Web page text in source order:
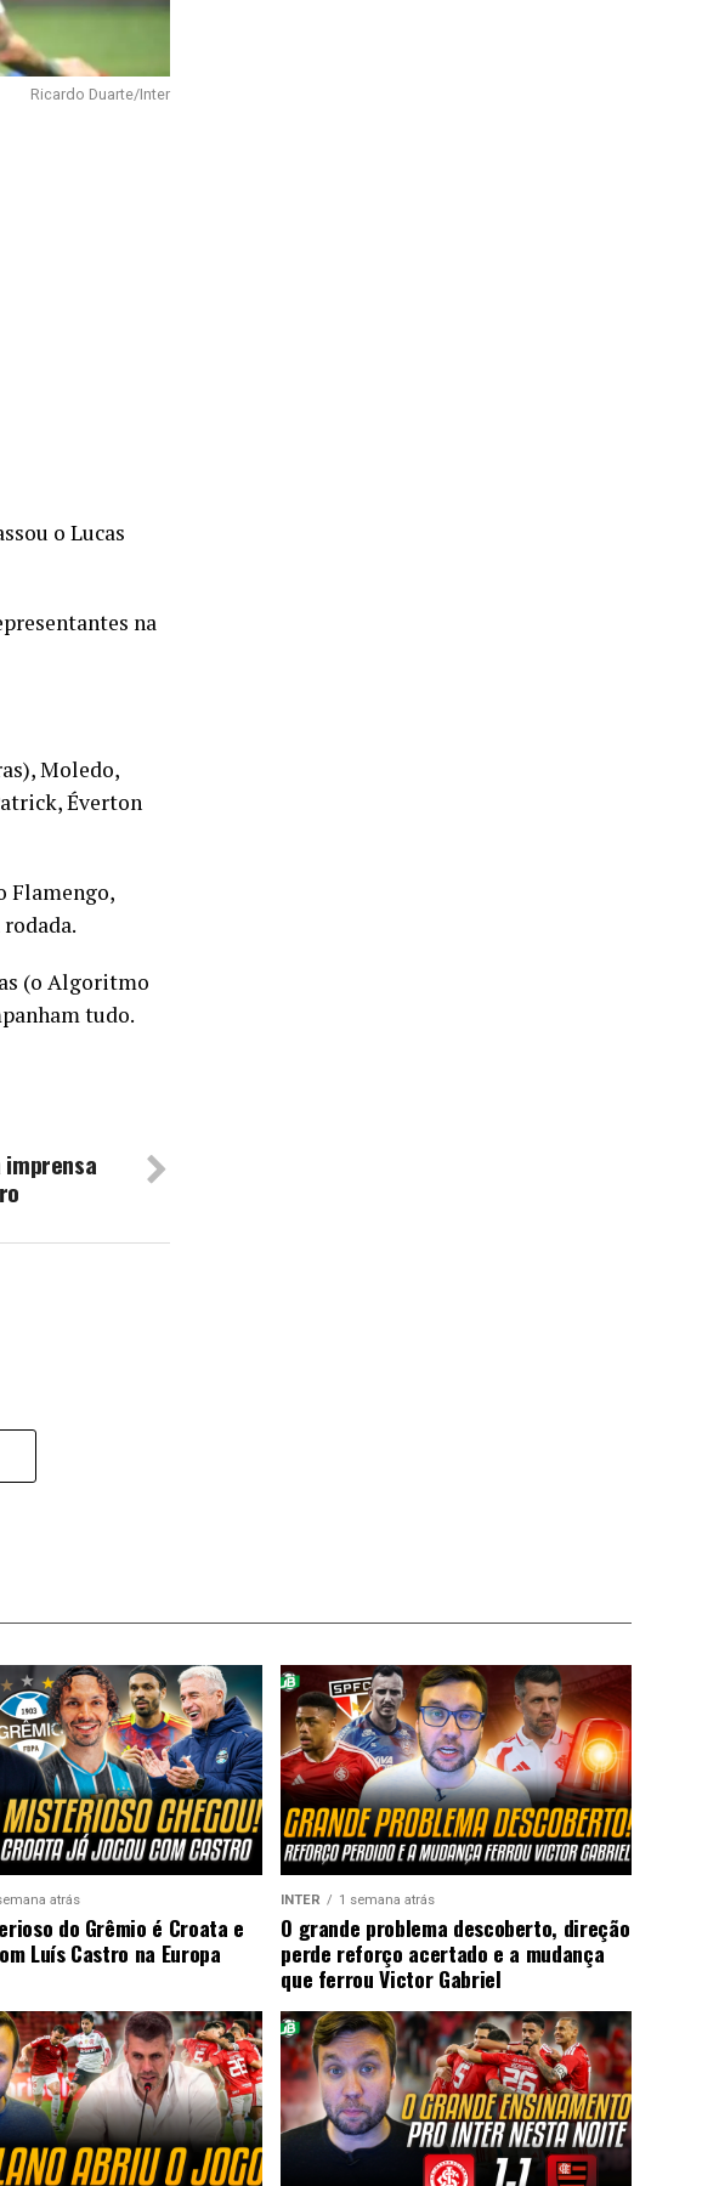
Ricardo Duarte/Inter
o Lucas
na
Moledo,
Éverton
Flamengo,
(o Algoritmo
tudo.
atrás
do Grêmio é Croata e
Luís Castro na Europa
INTER 1 semana atrás
O grande problema descoberto, direção
perde reforço acertado e a mudança
que ferrou Victor Gabriel